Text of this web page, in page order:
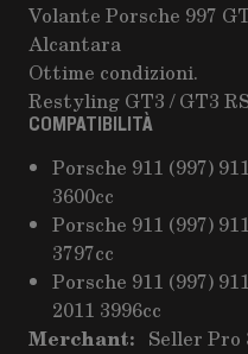
Volante Porsche 997
Alcantara
Ottime condizioni.
Restyling GT3 / GT3
COMPATIBILITÀ
Porsche 911 (997)
3600cc
Porsche 911 (997)
3797cc
Porsche 911 (997)
2011 3996cc
Merchant: Seller Pro